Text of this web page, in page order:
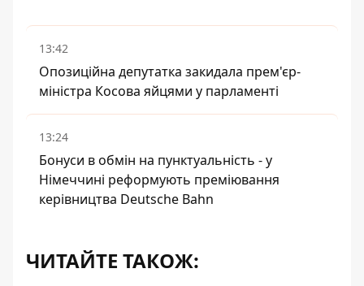
13:42
Опозиційна депутатка закидала прем'єр-
міністра Косова яйцями у парламенті
13:24
Бонуси в обмін на пунктуальність - у
Німеччині реформують преміювання
керівництва Deutsche Bahn
ЧИТАЙТЕ ТАКОЖ: